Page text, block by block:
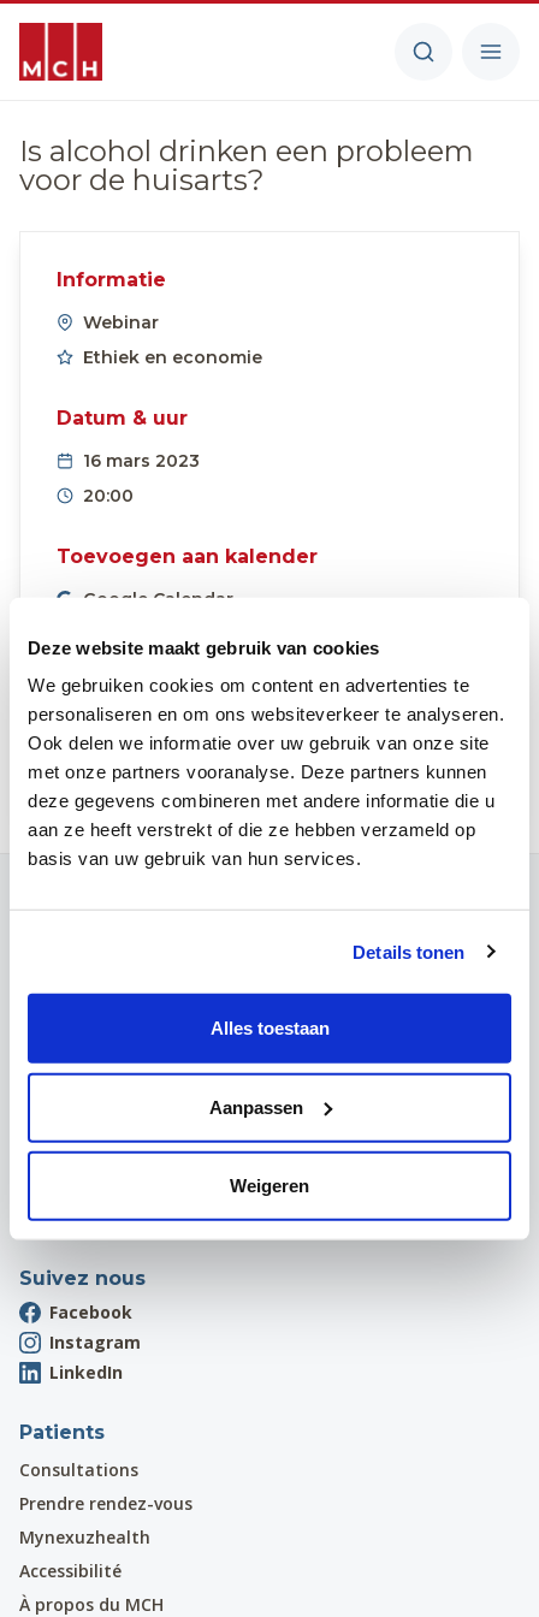
Deze website maakt gebruik van cookies
We gebruiken cookies om content en advertenties te
personaliseren en om ons websiteverkeer te analyseren.
Ook delen we informatie over uw gebruik van onze site
met onze partners vooranalyse. Deze partners kunnen
deze gegevens combineren met andere informatie die u
aan ze heeft verstrekt of die ze hebben verzameld op
basis van uw gebruik van hun services.
Details tonen
Alles toestaan
Aanpassen
Weigeren
Is alcohol drinken een probleem
voor de huisarts?
Informatie
Webinar
Ethiek en economie
Datum & uur
16 mars 2023
20:00
Toevoegen aan kalender
Google Calendar
Overige (.ics)
Inschrijven
3000 Leuven
016 31 01 00
Campus Wezembeek-Oppem
Onthaal:016 31 01 00
Suivez nous
Facebook
Instagram
LinkedIn
Patients
Consultations
Prendre rendez-vous
Mynexuzhealth
Accessibilité
À propos du MCH